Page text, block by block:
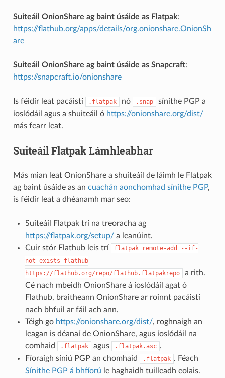
Suiteáil OnionShare ag baint úsáide as Flatpak:
https://flathub.org/apps/details/org.onionshare.OnionSh
are
Suiteáil OnionShare ag baint úsáide as Snapcraft:
https://snapcraft.io/onionshare
Is féidir leat pacáistí .flatpak nó .snap
sínithe PGP a
íoslódáil agus a shuiteáil ó https://onionshare.org/dist/
más fearr leat.
Suiteáil Flatpak Lámhleabhar
Más mian leat OnionShare a shuiteáil de láimh le Flatpak
ag baint úsáide as an cuachán aonchomhad sínithe PGP,
is féidir leat a dhéanamh mar seo:
Suiteáil Flatpak trí na treoracha ag
https://flatpak.org/setup/a leanúint.
Cuir stór Flathub leis trí
flatpak remote-add
--if-
not-exists
flathub
https://flathub.org/repo/flathub.flatpakrepo
a rith.
Cé nach mbeidh OnionShare á íoslódáil agat ó
Flathub, braitheann OnionShare ar roinnt pacáistí
nach bhfuil ar fáil ach ann.
Téigh go https://onionshare.org/dist/, roghnaigh an
leagan is déanaí de OnionShare, agus íoslódáil na
comhaid
.flatpak agus .flatpak.asc .
Fíoraigh síniú PGP an chomhaid
.flatpak . Féach
Sínithe PGP á bhfíorú le haghaidh tuilleadh eolais.